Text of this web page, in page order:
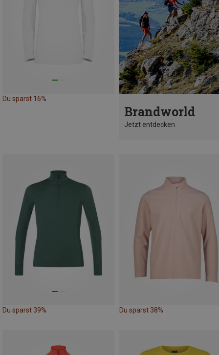
Du sparst 16%
Brandworld
Jetzt entdecken
Du sparst 39% Du sparst 38%